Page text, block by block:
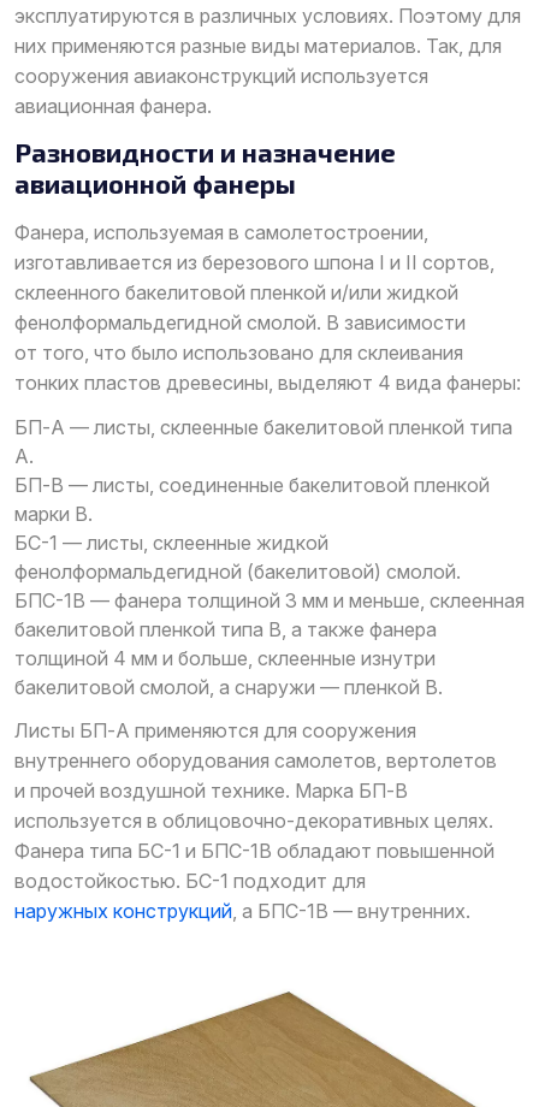
эксплуатируются в различных условиях. Поэтому для
них применяются разные виды материалов. Так, для
сооружения авиаконструкций используется
авиационная фанера.
Разновидности и назначение
авиационной фанеры
Фанера, используемая в самолетостроении,
изготавливается из березового шпона I и II сортов,
склеенного бакелитовой пленкой и/или жидкой
фенолформальдегидной смолой. В зависимости
от того, что было использовано для склеивания
тонких пластов древесины, выделяют 4 вида фанеры:
БП-А — листы, склеенные бакелитовой пленкой типа
А.
БП-В — листы, соединенные бакелитовой пленкой
марки В.
БС-1 — листы, склеенные жидкой
фенолформальдегидной (бакелитовой) смолой.
БПС-1В — фанера толщиной 3 мм и меньше, склеенная
бакелитовой пленкой типа В, а также фанера
толщиной 4 мм и больше, склеенные изнутри
бакелитовой смолой, а снаружи — пленкой В.
Листы БП-А применяются для сооружения
внутреннего оборудования самолетов, вертолетов
и прочей воздушной технике. Марка БП-В
используется в облицовочно-декоративных целях.
Фанера типа БС-1 и БПС-1В обладают повышенной
водостойкостью. БС-1 подходит для
наружных конструкций, а БПС-1В — внутренних.